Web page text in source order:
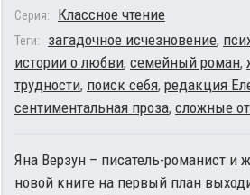
Серия: Классное чтение
Теги: загадочное исчезновение,
истории о любви, семейный роман,
трудности, поиск себя, редакция
сентиментальная проза, сложные
Яна Верзун – писатель-романист и
новой книге на первый план